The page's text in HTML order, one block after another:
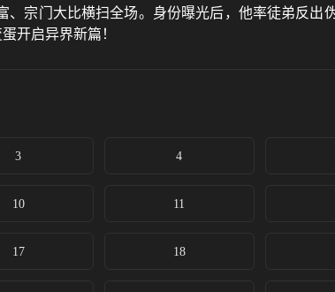
宗门大比横扫全场。身份曝光后，他率徒弟反
开启异界新篇！
3 4
10 11
17 18